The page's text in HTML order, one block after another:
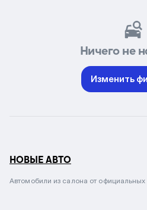
Ничего не
Изменить
НОВЫЕ АВТО
Автомобили из салона от